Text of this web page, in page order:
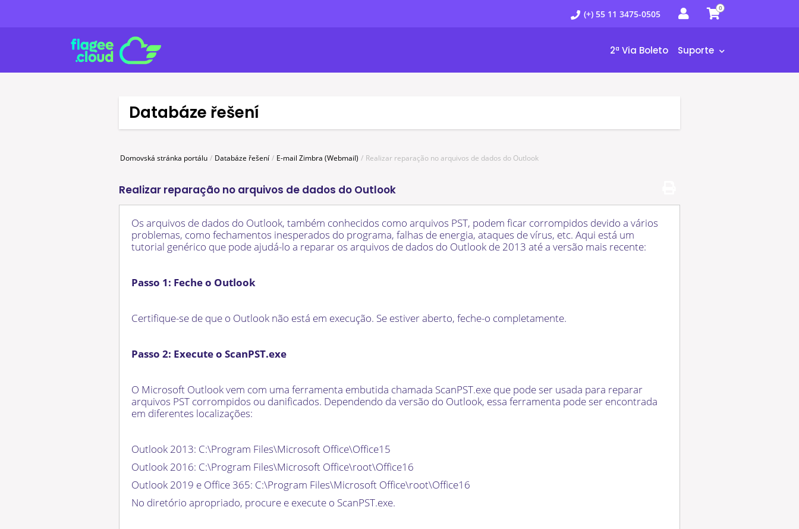
(+) 55 11 3475-0505
0
2ª Via Boleto Suporte
Databáze řešení
Domovská stránka portálu Databáze řešení E-mail Zimbra (Webmail) Realizar reparação no arquivos de dados do Outlook
Realizar reparação no arquivos de dados do Outlook
Os arquivos de dados do Outlook, também conhecidos como arquivos PST, podem ficar corrompidos devido a vários
problemas, como fechamentos inesperados do programa, falhas de energia, ataques de vírus, etc. Aqui está um
tutorial genérico que pode ajudá-lo a reparar os arquivos de dados do Outlook de 2013 até a versão mais recente:
Passo 1: Feche o Outlook
Certifique-se de que o Outlook não está em execução. Se estiver aberto, feche-o completamente.
Passo 2: Execute o ScanPST.exe
O Microsoft Outlook vem com uma ferramenta embutida chamada ScanPST.exe que pode ser usada para reparar
arquivos PST corrompidos ou danificados. Dependendo da versão do Outlook, essa ferramenta pode ser encontrada
em diferentes localizações:
Outlook 2013: C:\Program Files\Microsoft Office\Office15
Outlook 2016: C:\Program Files\Microsoft Office\root\Office16
Outlook 2019 e Office 365: C:\Program Files\Microsoft Office\root\Office16
No diretório apropriado, procure e execute o ScanPST.exe.